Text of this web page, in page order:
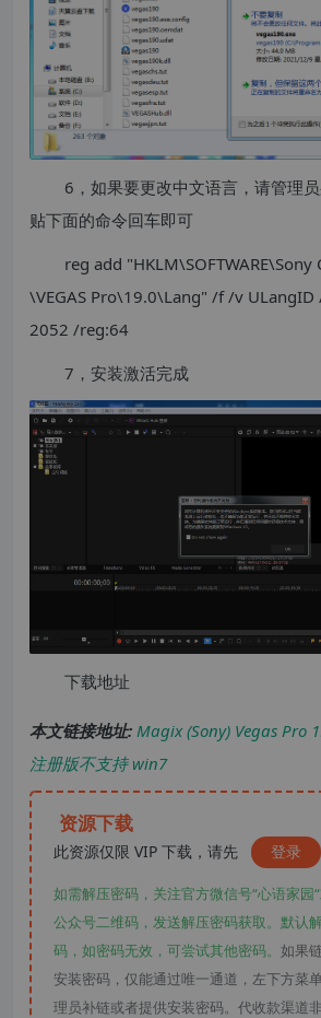
6，如果要更改中文语言，请管理
贴下面的命令回车即可
reg add
\VEGAS Pro\19.0\Lang" /f /v ULangID
2052 /reg:64
7，安装激活完成
下载地址
本文链接地址: Magix (Sony) Vegas Pro
注册版不支持 win7
资源下载
此资源仅限 VIP 下载，请先 登录
如需解压密码，关注官方微信号“心语家园
公众号二维码，发送解压密码获取。默认
码，如密码无效，可尝试其他密码。 如果
安装密码，仅能通过唯一通道，左下方菜
理员补链或者提供安装密码。代收款渠道